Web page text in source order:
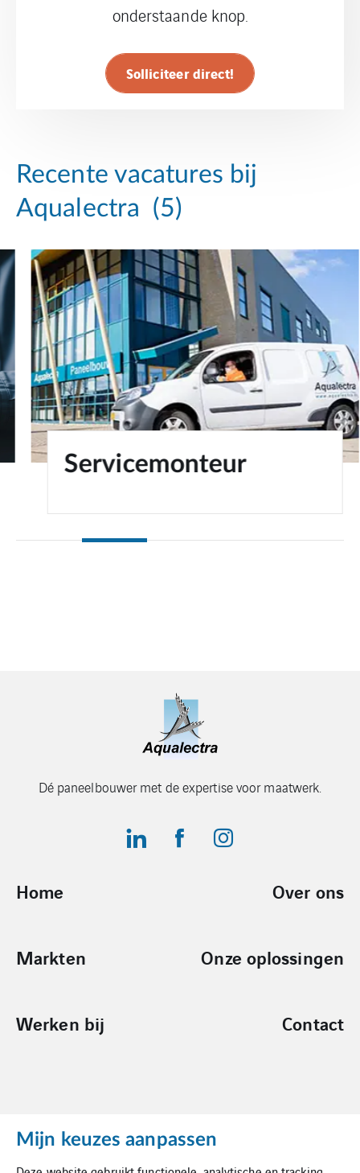
onderstaande knop.
Solliciteer direct!
Recente vacatures bij
Aqualectra (5)
Servicemonteur
Dé paneelbouwer met de expertise voor maatwerk.
Home Over ons
Markten Onze oplossingen
Werken bij Contact
Cookies
Mijn keuzes aanpassen